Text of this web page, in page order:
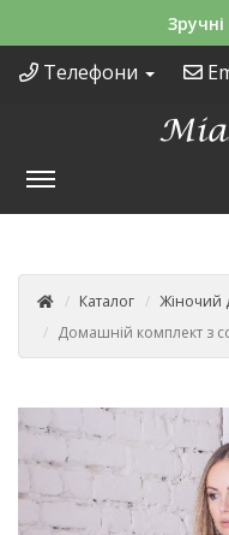
Телефони
Каталог Жіночий
Домашній комплект з